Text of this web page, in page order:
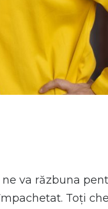
va răzbuna
Toți